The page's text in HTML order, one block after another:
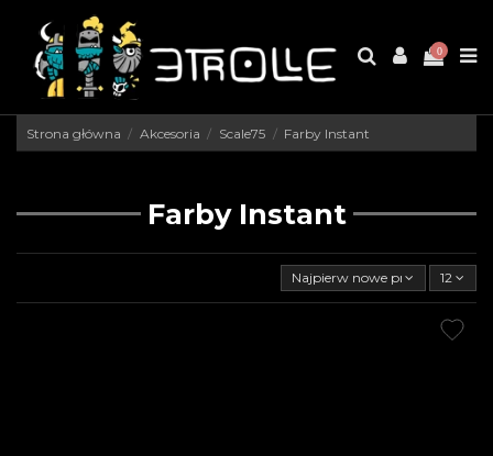
0
Strona główna Akcesoria Scale75 Farby Instant
Farby Instant
Najpierw nowe produkty12